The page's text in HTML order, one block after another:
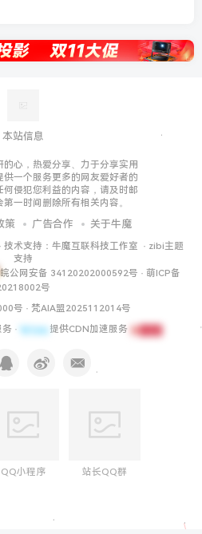
本站信息
心，热爱分享、力于分享实用
一个服务更多的网友爱好者的
何侵犯您利益的内容，请及时邮
一时间删除所有相关内容。
策 广告合作 关于牛魔
· 技术支持： 牛魔互联科技工作室 · zibi主题
支持
皖公网安备 34120202000592号 · 萌ICP备
号
号 · 梵AIA盟2025112014号
· 提供CDN加速服务
QQ小程序 站长QQ群